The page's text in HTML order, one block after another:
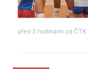
před 3 hodinami od ČTK